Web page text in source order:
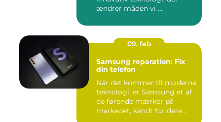
ændrer måden vi ...
09. feb
Samsung reparation: Fix
din telefon
Når det kommer til moderne
teknologi, er Samsung et af
de førende mærker på
markedet, kendt for dere...